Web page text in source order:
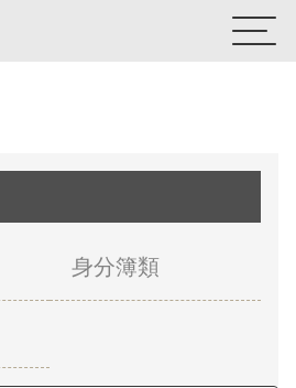
身分簿類